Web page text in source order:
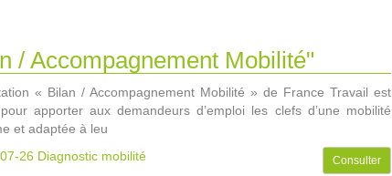
/ Accompagnement Mobilité"
« Bilan / Accompagnement Mobilité » de France Travail est
apporter aux demandeurs d’emploi les clefs d’une mobilité
et adaptée à leu
26 Diagnostic mobilité Consulter